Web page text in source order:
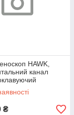
HAWK,
канал
₴